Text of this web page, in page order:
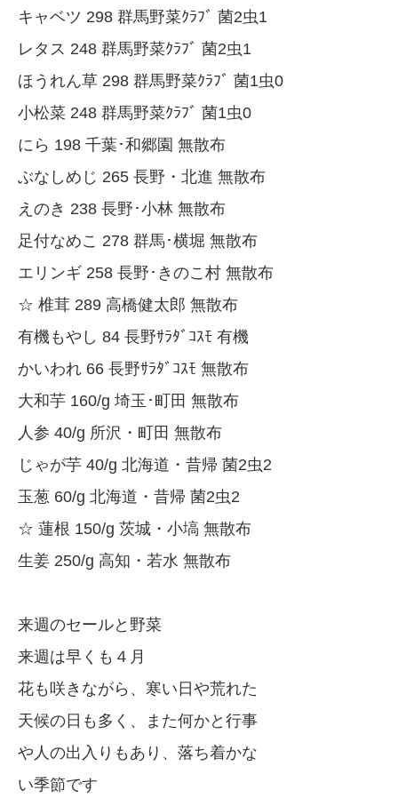
キャベツ 298 群馬野菜ｸﾗﾌﾞ 菌2虫1
レタス 248 群馬野菜ｸﾗﾌﾞ 菌2虫1
ほうれん草 298 群馬野菜ｸﾗﾌﾞ 菌1虫0
小松菜 248 群馬野菜ｸﾗﾌﾞ 菌1虫0
にら 198 千葉･和郷園 無散布
ぶなしめじ 265 長野・北進 無散布
えのき 238 長野･小林 無散布
足付なめこ 278 群馬･横堀 無散布
エリンギ 258 長野･きのこ村 無散布
☆ 椎茸 289 高橋健太郎 無散布
有機もやし 84 長野ｻﾗﾀﾞｺｽﾓ 有機
かいわれ 66 長野ｻﾗﾀﾞｺｽﾓ 無散布
大和芋 160/g 埼玉･町田 無散布
人参 40/g 所沢・町田 無散布
じゃが芋 40/g 北海道・昔帰 菌2虫2
玉葱 60/g 北海道・昔帰 菌2虫2
☆ 蓮根 150/g 茨城・小塙 無散布
生姜 250/g 高知・若水 無散布
来週のセールと野菜
来週は早くも４月
花も咲きながら、寒い日や荒れた
天候の日も多く、また何かと行事
や人の出入りもあり、落ち着かな
い季節です